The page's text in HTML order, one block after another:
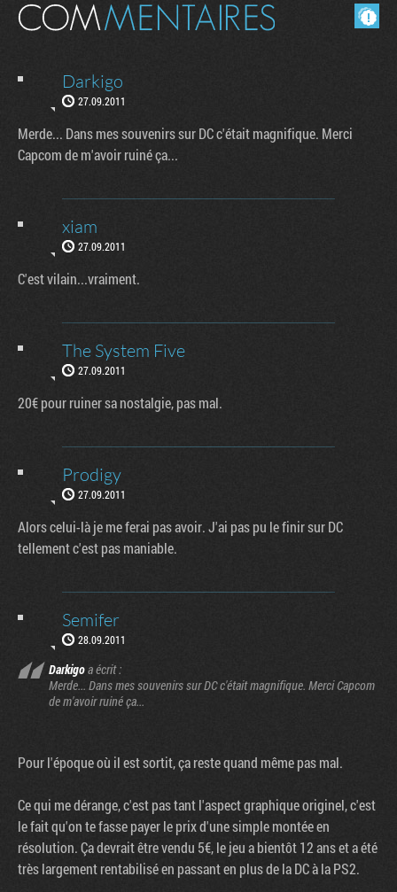
Masquer les commentaires lus.
Darkigo
27.09.2011
Merde... Dans mes souvenirs sur DC c'était magnifique. Merci
Capcom de m'avoir ruiné ça...
xiam
27.09.2011
C'est vilain...vraiment.
The System Five
27.09.2011
20€ pour ruiner sa nostalgie, pas mal.
Prodigy
27.09.2011
Alors celui-là je me ferai pas avoir. J'ai pas pu le finir sur DC
tellement c'est pas maniable.
Semifer
28.09.2011
Darkigoa écrit :
Merde... Dans mes souvenirs sur DC c'était magnifique. Merci Capcom
de m'avoir ruiné ça...
Pour l'époque où il est sortit, ça reste quand même pas mal.
Ce qui me dérange, c'est pas tant l'aspect graphique originel, c'est
le fait qu'on te fasse payer le prix d'une simple montée en
résolution. Ça devrait être vendu 5€, le jeu a bientôt 12 ans et a été
très largement rentabilisé en passant en plus de la DC à la PS2.